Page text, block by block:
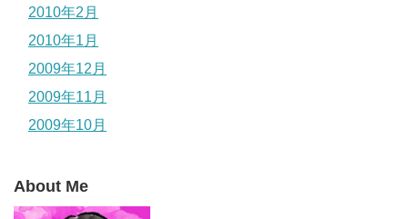
2010年2月
2010年1月
2009年12月
2009年11月
2009年10月
About Me